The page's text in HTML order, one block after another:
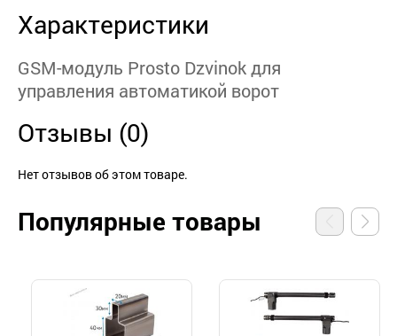
Характеристики
GSM-модуль Prosto Dzvinok для
управления автоматикой ворот
Отзывы (0)
Нет отзывов об этом товаре.
Популярные товары